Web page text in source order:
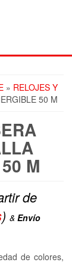
» RELOJES Y
50 M
M
de
) & Envío
de colores,